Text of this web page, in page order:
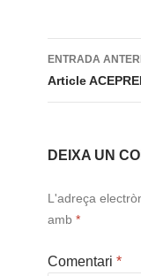
per
entrades
ENTRADA
Article
DEIXA UN
L'adreça
amb *
Comentari *